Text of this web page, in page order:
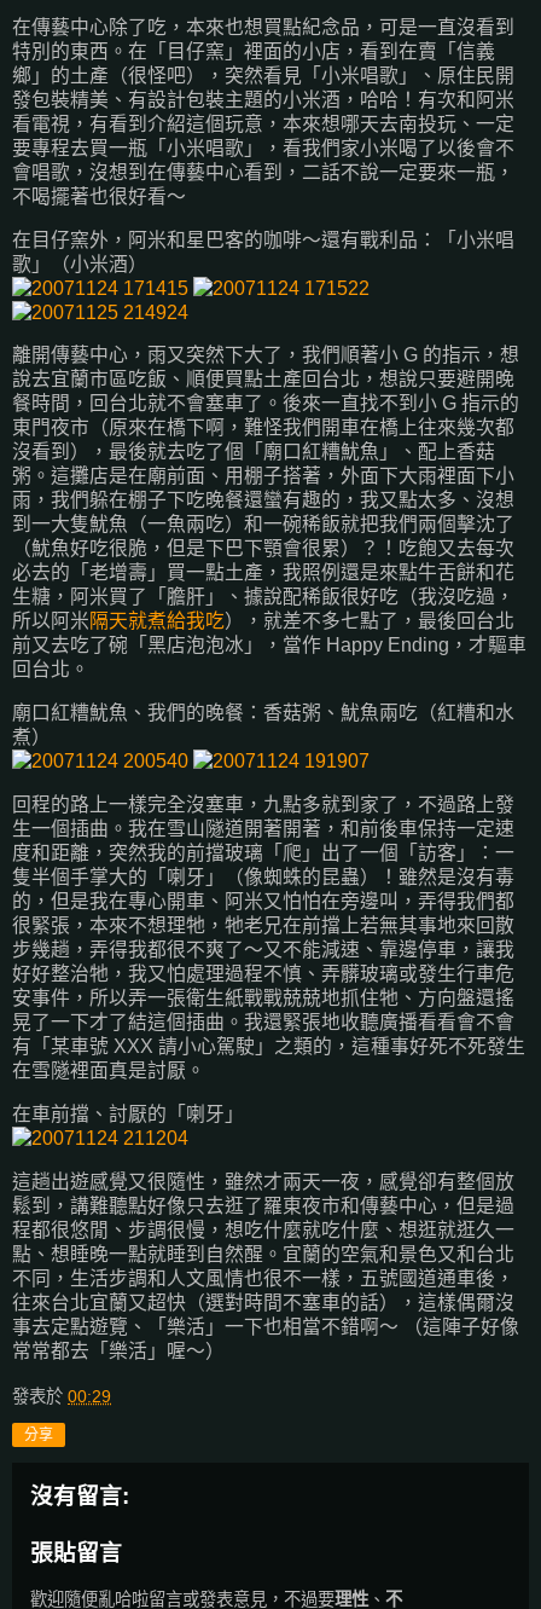
在傳藝中心除了吃，本來也想買點紀念品，可是一直沒看到
特別的東西。在「目仔窯」裡面的小店，看到在賣「信義
鄉」的土產（很怪吧），突然看見「小米唱歌」、原住民開
發包裝精美、有設計包裝主題的小米酒，哈哈！有次和阿米
看電視，有看到介紹這個玩意，本來想哪天去南投玩、一定
要專程去買一瓶「小米唱歌」，看我們家小米喝了以後會不
會唱歌，沒想到在傳藝中心看到，二話不說一定要來一瓶，
不喝擺著也很好看～
在目仔窯外，阿米和星巴客的咖啡～還有戰利品：「小米唱
歌」（小米酒）
離開傳藝中心，雨又突然下大了，我們順著小 G 的指示，想
說去宜蘭市區吃飯、順便買點土產回台北，想說只要避開晚
餐時間，回台北就不會塞車了。後來一直找不到小 G 指示的
東門夜市（原來在橋下啊，難怪我們開車在橋上往來幾次都
沒看到），最後就去吃了個「廟口紅糟魷魚」、配上香菇
粥。這攤店是在廟前面、用棚子搭著，外面下大雨裡面下小
雨，我們躲在棚子下吃晚餐還蠻有趣的，我又點太多、沒想
到一大隻魷魚（一魚兩吃）和一碗稀飯就把我們兩個擊沈了
（魷魚好吃很脆，但是下巴下顎會很累）？！吃飽又去每次
必去的「老增壽」買一點土產，我照例還是來點牛舌餅和花
生糖，阿米買了「膽肝」、據說配稀飯很好吃（我沒吃過，
所以阿米隔天就煮給我吃），就差不多七點了，最後回台北
前又去吃了碗「黑店泡泡冰」，當作 Happy Ending，才驅車
回台北。
廟口紅糟魷魚、我們的晚餐：香菇粥、魷魚兩吃（紅糟和水
煮）
回程的路上一樣完全沒塞車，九點多就到家了，不過路上發
生一個插曲。我在雪山隧道開著開著，和前後車保持一定速
度和距離，突然我的前擋玻璃「爬」出了一個「訪客」：一
隻半個手掌大的「喇牙」（像蜘蛛的昆蟲）！雖然是沒有毒
的，但是我在專心開車、阿米又怕怕在旁邊叫，弄得我們都
很緊張，本來不想理牠，牠老兄在前擋上若無其事地來回散
步幾趟，弄得我都很不爽了～又不能減速、靠邊停車，讓我
好好整治牠，我又怕處理過程不慎、弄髒玻璃或發生行車危
安事件，所以弄一張衛生紙戰戰兢兢地抓住牠、方向盤還搖
晃了一下才了結這個插曲。我還緊張地收聽廣播看看會不會
有「某車號 XXX 請小心駕駛」之類的，這種事好死不死發生
在雪隧裡面真是討厭。
在車前擋、討厭的「喇牙」
這趟出遊感覺又很隨性，雖然才兩天一夜，感覺卻有整個放
鬆到，講難聽點好像只去逛了羅東夜市和傳藝中心，但是過
程都很悠閒、步調很慢，想吃什麼就吃什麼、想逛就逛久一
點、想睡晚一點就睡到自然醒。宜蘭的空氣和景色又和台北
不同，生活步調和人文風情也很不一樣，五號國道通車後，
往來台北宜蘭又超快（選對時間不塞車的話），這樣偶爾沒
事去定點遊覽、「樂活」一下也相當不錯啊～ （這陣子好像
常常都去「樂活」喔～）
發表於 00:29
分享
沒有留言:
張貼留言
歡迎隨便亂哈啦留言或發表意見，不過要理性 、 不